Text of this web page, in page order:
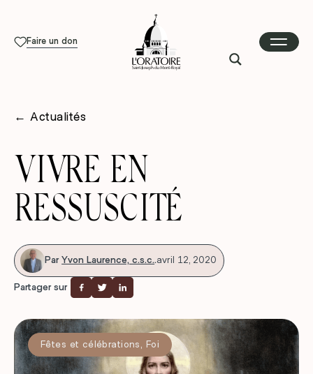
Faire un don
← Actualités
VIVRE EN
RESSUSCITÉ
Par Yvon Laurence, c.s.c..avril 12, 2020
Partager sur
Fêtes et célébrations Foi